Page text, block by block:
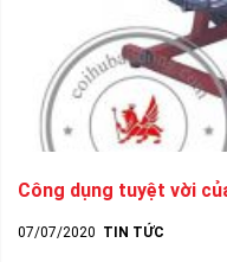
Công dụng tuyệt vời
07/07/2020 TIN TỨC